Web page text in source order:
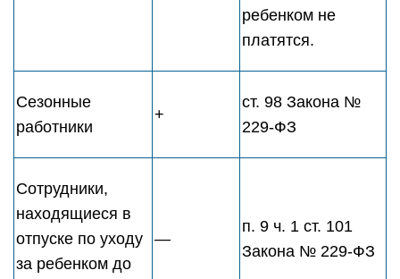
ребенком не
платятся.
Сезонные
работники
+
ст. 98 Закона №
229-ФЗ
Сотрудники,
находящиеся в
отпуске по уходу
за ребенком до
—
п. 9 ч. 1 ст. 101
Закона № 229-ФЗ